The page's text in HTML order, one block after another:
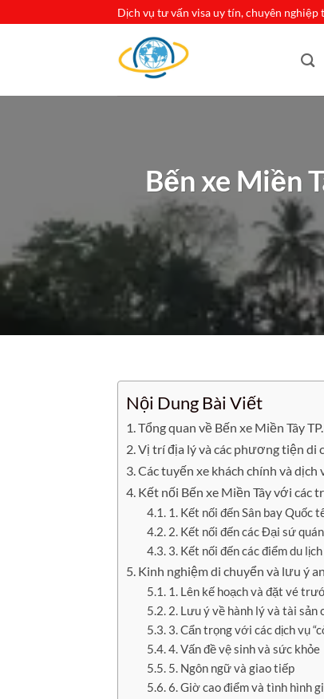
Dịch vụ tư vấn visa uy tín, chuyên nghiệp
Bến xe Miền
Nội Dung Bài Viết
Tổng quan về Bến xe Miền Tây
Vị trí địa lý và các phương tiện di
Các tuyến xe khách chính và dịch
Kết nối Bến xe Miền Tây với các
1. Kết nối đến Sân bay Quốc
2. Kết nối đến các Đại sứ
3. Kết nối đến các điểm du
Kinh nghiệm di chuyển và lưu ý
1. Lên kế hoạch và đặt vé
2. Lưu ý về hành lý và tài sản
3. Cẩn trọng với các dịch vụ
4. Vấn đề vệ sinh và sức khỏe
5. Ngôn ngữ và giao tiếp
6. Giờ cao điểm và tình hình